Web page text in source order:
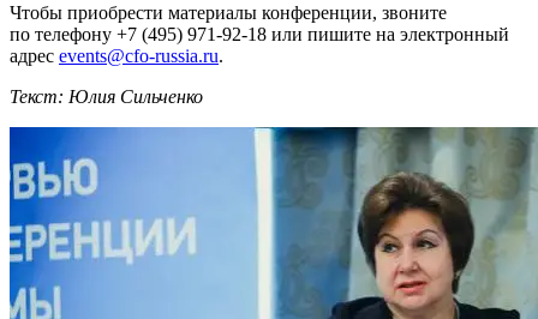
Чтобы приобрести материалы конференции, звоните
по телефону +7 (495) 971-92-18 или пишите на электронный
адрес events@cfo-russia.ru.
Текст: Юлия Сильченко